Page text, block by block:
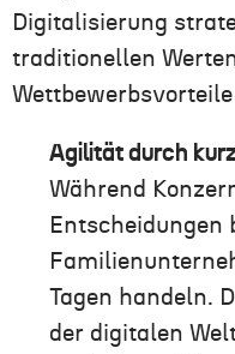
Digitalisierung
traditionellen
Agilität durch
Während
Entscheidungen
Tagen handeln.
der digitalen